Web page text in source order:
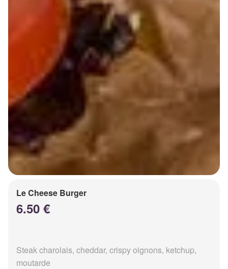
Le Cheese Burger
6.50 €
Steak charolais, cheddar, crispy oignons, ketchup,
moutarde